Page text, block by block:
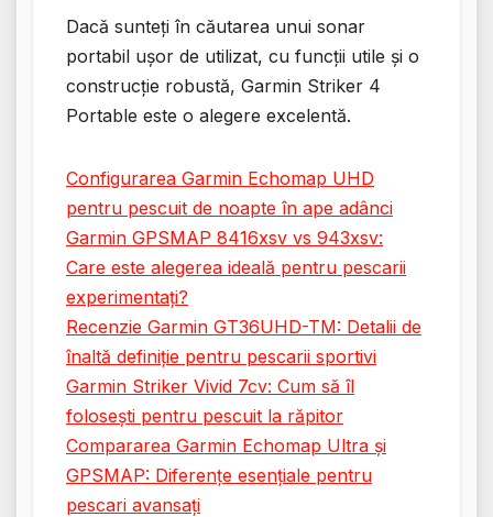
Dacă sunteți în căutarea unui sonar
portabil ușor de utilizat, cu funcții utile și o
construcție robustă, Garmin Striker 4
Portable este o alegere excelentă.
Configurarea Garmin Echomap UHD
pentru pescuit de noapte în ape adânci
Garmin GPSMAP 8416xsv vs 943xsv:
Care este alegerea ideală pentru pescarii
experimentați?
Recenzie Garmin GT36UHD-TM: Detalii de
înaltă definiție pentru pescarii sportivi
Garmin Striker Vivid 7cv: Cum să îl
folosești pentru pescuit la răpitor
Compararea Garmin Echomap Ultra și
GPSMAP: Diferențe esențiale pentru
pescari avansați